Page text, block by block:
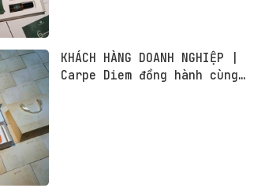
KHÁCH HÀNG DOANH NGHIỆP |
Carpe Diem đồng hành cùng